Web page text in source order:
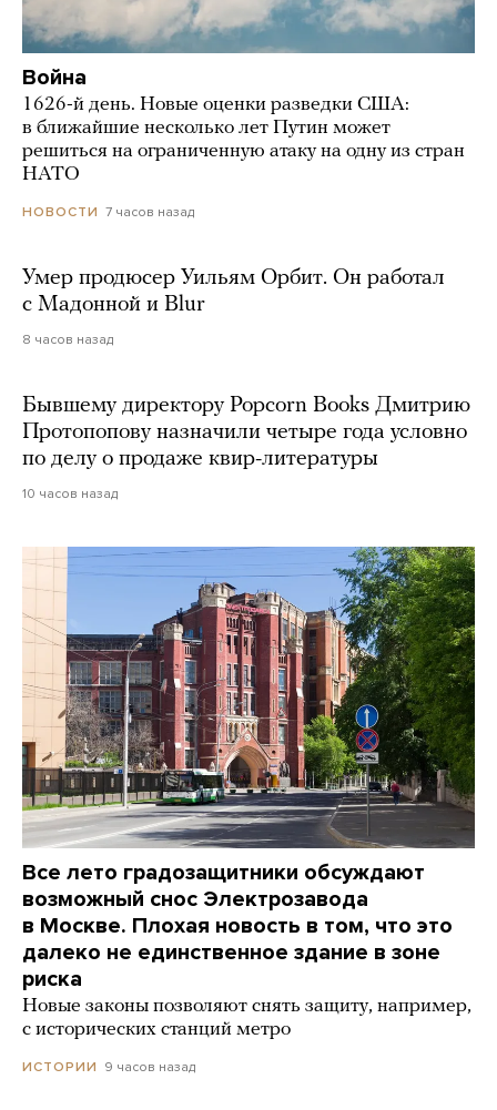
Война
1626-й день. Новые оценки разведки США:
в ближайшие несколько лет Путин может
решиться на ограниченную атаку на одну из стран
НАТО
НОВОСТИ 7 часов назад
Умер продюсер Уильям Орбит. Он работал
с Мадонной и Blur
8 часов назад
Бывшему директору Popcorn Books Дмитрию
Протопопову назначили четыре года условно
по делу о продаже квир-литературы
10 часов назад
Все лето градозащитники обсуждают
возможный снос Электрозавода
в Москве. Плохая новость в том, что это
далеко не единственное здание в зоне
риска
Новые законы позволяют снять защиту, например,
с исторических станций метро
ИСТОРИИ 9 часов назад